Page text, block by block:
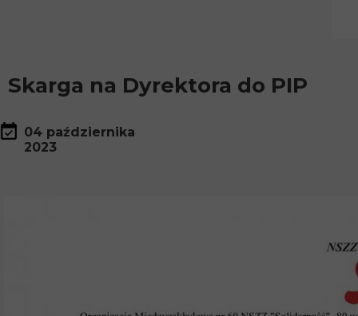
04 października
2023
Skarga na Dyrektora do PIP